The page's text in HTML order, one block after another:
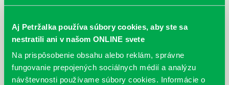
Aj Petržalka používa súbory cookies, aby ste sa
nestratili ani v našom ONLINE svete
Na prispôsobenie obsahu alebo reklám, správne
fungovanie prepojených sociálnych médií a analýzu
návštevnosti používame súbory cookies. Informácie o